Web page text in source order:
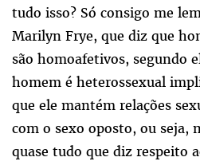
tudo isso? Só consigo me
Marilyn Frye, que diz que
são homoafetivos, segundo
homem é heterossexual
que ele mantém relações
com o sexo oposto, ou seja,
quase tudo que diz respeito